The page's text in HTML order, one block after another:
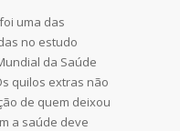
uma das
no estudo
da Saúde
quilos extras não
de quem deixou
a saúde deve